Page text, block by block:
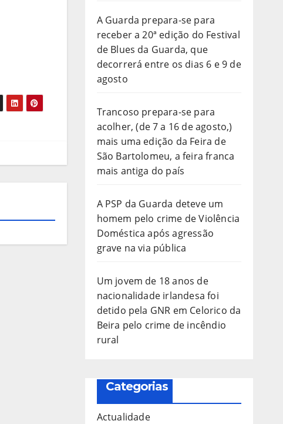
A Guarda prepara-se para
receber a 20ª edição do Festival
de Blues da Guarda, que
decorrerá entre os dias 6 e 9 de
agosto
Trancoso prepara-se para
acolher, (de 7 a 16 de agosto,)
mais uma edição da Feira de
São Bartolomeu, a feira franca
mais antiga do país
A PSP da Guarda deteve um
homem pelo crime de Violência
Doméstica após agressão
grave na via pública
Um jovem de 18 anos de
nacionalidade irlandesa foi
detido pela GNR em Celorico da
Beira pelo crime de incêndio
rural
Categorias
Actualidade